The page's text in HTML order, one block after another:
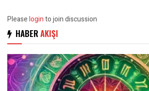
Pleaseloginto join discussion
HABER AKIŞI